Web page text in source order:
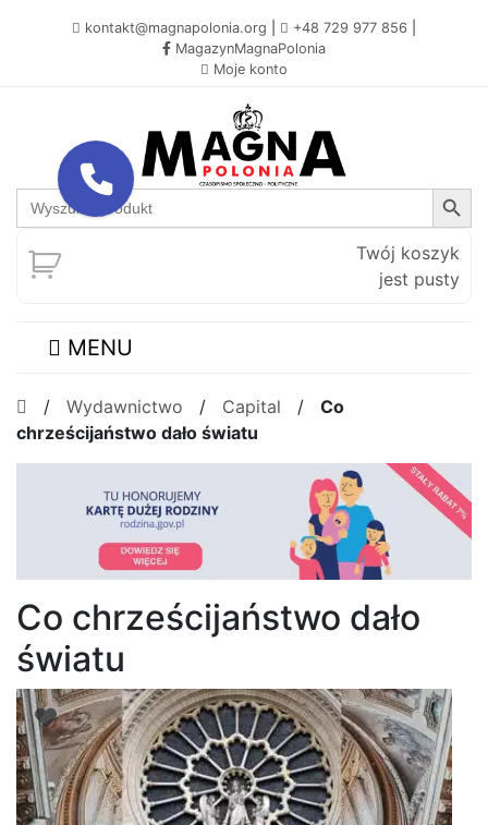
kontakt@magnapolonia.org +48 729 977 856
MagazynMagnaPolonia
Moje konto
Search
for:
Search Button
Twój koszyk
jest pusty
MENU
/ Wydawnictwo / Capital / Co
chrześcijaństwo dało światu
Co chrześcijaństwo dało
światu